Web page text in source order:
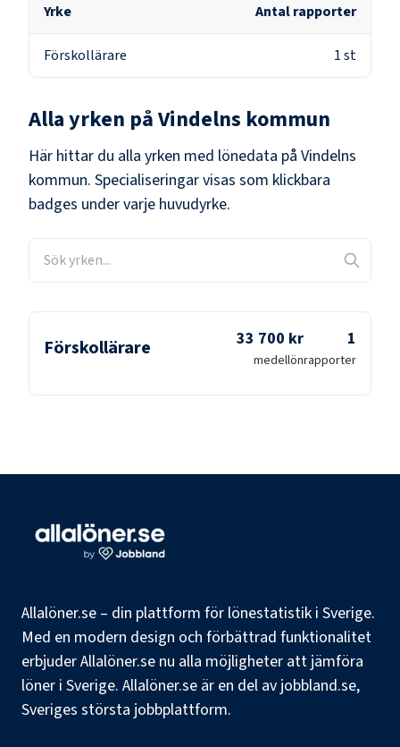
Yrke Antal rapporter
Förskollärare 1st
Alla yrken påVindelns kommun
Här hittar du alla yrken med lönedata på Vindelns
kommun. Specialiseringar visas som klickbara
badges under varje huvudyrke.
Förskollärare 33 700 kr
medellön
1
rapporter
Allalöner.se – din plattform för lönestatistik i Sverige.
Med en modern design och förbättrad funktionalitet
erbjuder Allalöner.se nu alla möjligheter att jämföra
löner i Sverige. Allalöner.se är en del av jobbland.se,
Sveriges största jobbplattform.